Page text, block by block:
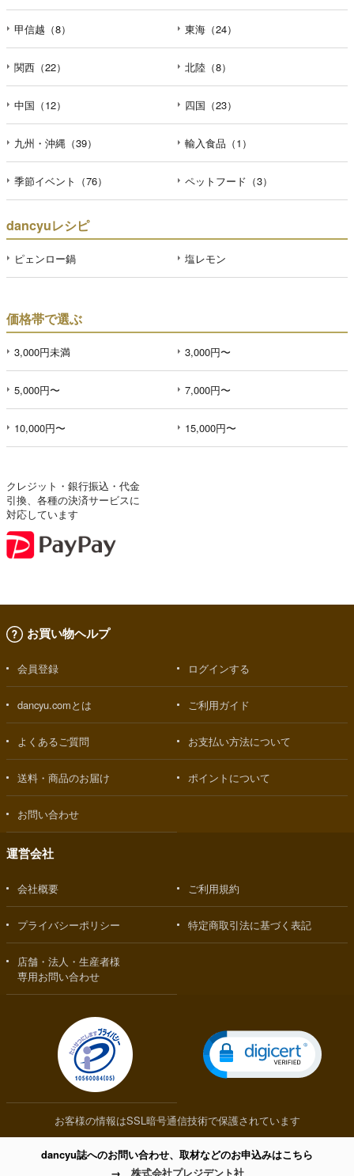
甲信越（8） 東海（24）
関西（22） 北陸（8）
中国（12） 四国（23）
九州・沖縄（39） 輸入食品（1）
季節イベント（76） ペットフード（3）
dancyuレシピ
ピェンロー鍋 塩レモン
価格帯で選ぶ
3,000円未満 3,000円〜
5,000円〜 7,000円〜
10,000円〜 15,000円〜
クレジット・銀行振込・代金
引換、各種の決済サービスに
対応しています
お買い物ヘルプ
会員登録 ログインする
dancyu.comとは ご利用ガイド
よくあるご質問 お支払い方法について
送料・商品のお届け ポイントについて
お問い合わせ
運営会社
会社概要 ご利用規約
プライバシーポリシー 特定商取引法に基づく表記
店舗・法人・生産者様
専用お問い合わせ
お客様の情報はSSL暗号通信技術で保護されています
dancyu誌へのお問い合わせ、取材などのお申込みはこちら
→ 株式会社プレジデント社